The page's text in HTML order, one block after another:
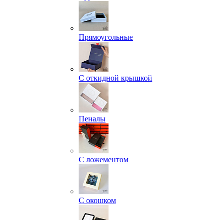
Прямоугольные
С откидной крышкой
Пеналы
С ложементом
С окошком